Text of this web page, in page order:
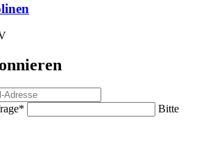
*
Bitte